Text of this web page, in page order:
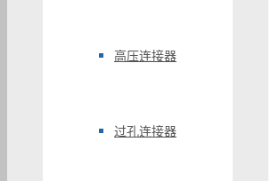
高压连接器
过孔连接器